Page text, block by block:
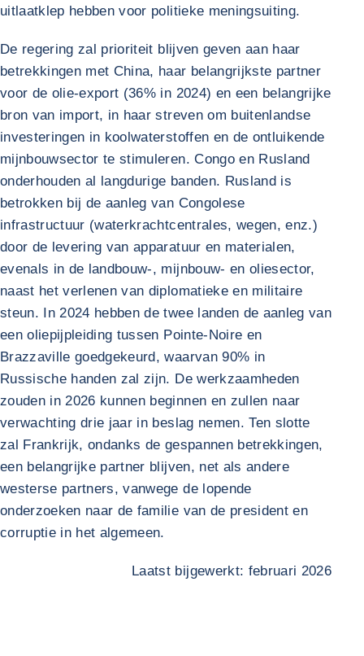
uitlaatklep hebben voor politieke meningsuiting.
De regering zal prioriteit blijven geven aan haar
betrekkingen met China, haar belangrijkste partner
voor de olie-export (36% in 2024) en een belangrijke
bron van import, in haar streven om buitenlandse
investeringen in koolwaterstoffen en de ontluikende
mijnbouwsector te stimuleren. Congo en Rusland
onderhouden al langdurige banden. Rusland is
betrokken bij de aanleg van Congolese
infrastructuur (waterkrachtcentrales, wegen, enz.)
door de levering van apparatuur en materialen,
evenals in de landbouw-, mijnbouw- en oliesector,
naast het verlenen van diplomatieke en militaire
steun. In 2024 hebben de twee landen de aanleg van
een oliepijpleiding tussen Pointe-Noire en
Brazzaville goedgekeurd, waarvan 90% in
Russische handen zal zijn. De werkzaamheden
zouden in 2026 kunnen beginnen en zullen naar
verwachting drie jaar in beslag nemen. Ten slotte
zal Frankrijk, ondanks de gespannen betrekkingen,
een belangrijke partner blijven, net als andere
westerse partners, vanwege de lopende
onderzoeken naar de familie van de president en
corruptie in het algemeen.
Laatst bijgewerkt: februari 2026